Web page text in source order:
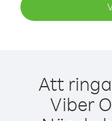
Att
Viber